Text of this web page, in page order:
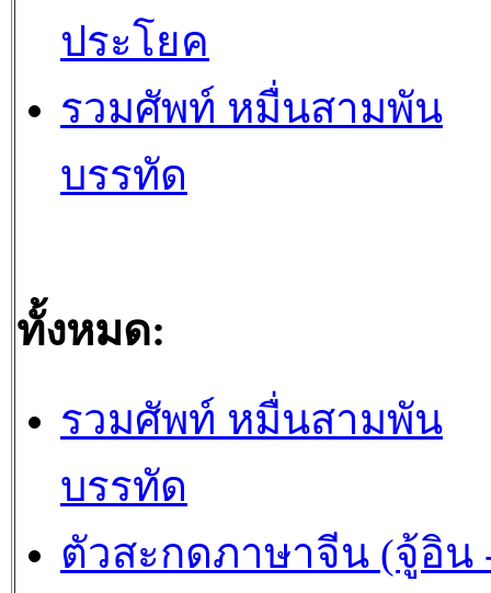
ประโยค
รวมศัพท์ หมื่นสามพัน
บรรทัด
ทั้งหมด:
รวมศัพท์ หมื่นสามพัน
บรรทัด
ตัวสะกดภาษาจีน (จู้อิน